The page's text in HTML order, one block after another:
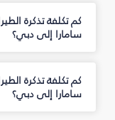
كم تكلفة تذكرة
سامارا إلى دبي؟
كم تكلفة تذكرة
سامارا إلى دبي؟